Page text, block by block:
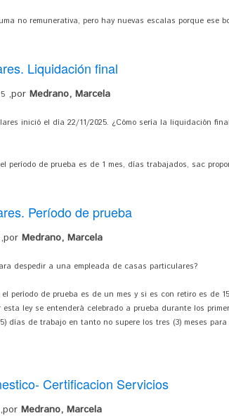
no remunerativa, pero hay nuevas escalas porque ese
Liquidación final
,por Medrano, Marcela
inició el día 22/11/2025. ¿Cómo sería la liquidación
período de prueba es de 1 mes, días trabajados, sac
Período de prueba
,por Medrano, Marcela
despedir a una empleada de casas particulares?
período de prueba es de un mes y si es con retiro es de
ley se entenderá celebrado a prueba durante los
días de trabajo en tanto no supere los tres (3) meses
Certificacion Servicios
,por Medrano, Marcela